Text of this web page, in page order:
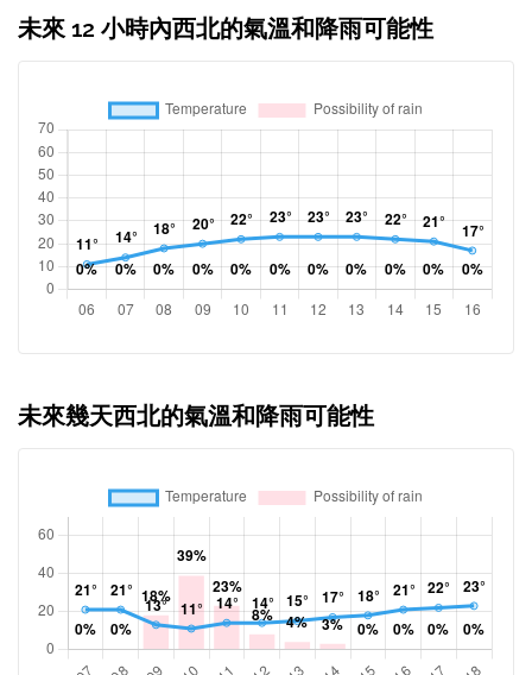
未來 12 小時內西北的氣溫和降雨可能性
未來幾天西北的氣溫和降雨可能性